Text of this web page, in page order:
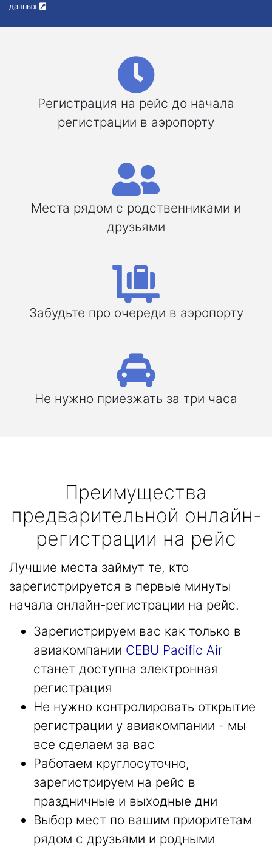
данных
Регистрация на рейс до начала
регистрации в аэропорту
Места рядом с родственниками и
друзьями
Забудьте про очереди в аэропорту
Не нужно приезжать за три часа
Преимущества
предварительной онлайн-
регистрации на рейс
Лучшие места займут те, кто
зарегистрируется в первые минуты
начала онлайн-регистрации на рейс.
Зарегистрируем вас как только в
авиакомпании CEBU Pacific Air
станет доступна электронная
регистрация
Не нужно контролировать открытие
регистрации у авиакомпании - мы
все сделаем за вас
Работаем круглосуточно,
зарегистрируем на рейс в
праздничные и выходные дни
Выбор мест по вашим приоритетам
рядом с друзьями и родными